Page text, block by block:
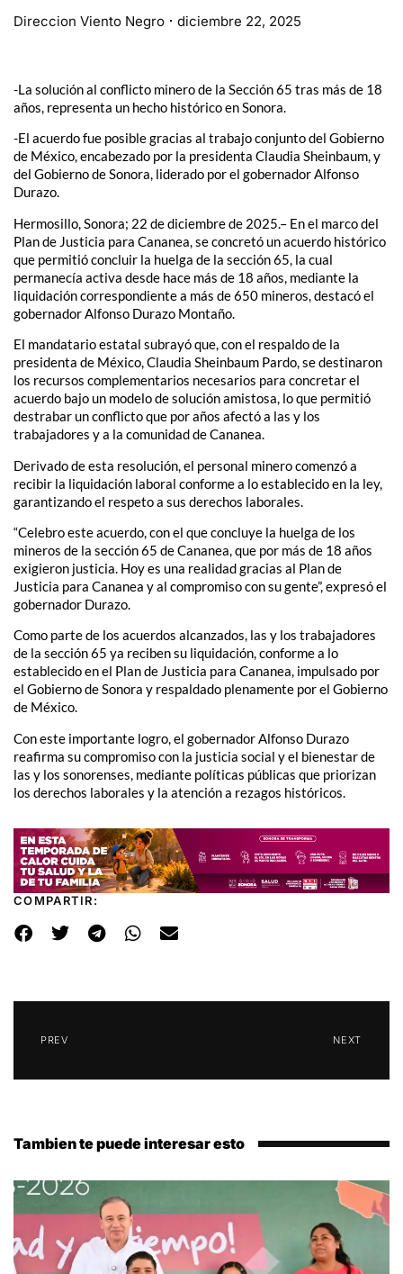
Direccion Viento Negro diciembre 22, 2025
-La solución al conflicto minero de la Sección 65 tras más de 18
años, representa un hecho histórico en Sonora.
-El acuerdo fue posible gracias al trabajo conjunto del Gobierno
de México, encabezado por la presidenta Claudia Sheinbaum, y
del Gobierno de Sonora, liderado por el gobernador Alfonso
Durazo.
Hermosillo, Sonora; 22 de diciembre de 2025.– En el marco del
Plan de Justicia para Cananea, se concretó un acuerdo histórico
que permitió concluir la huelga de la sección 65, la cual
permanecía activa desde hace más de 18 años, mediante la
liquidación correspondiente a más de 650 mineros, destacó el
gobernador Alfonso Durazo Montaño.
El mandatario estatal subrayó que, con el respaldo de la
presidenta de México, Claudia Sheinbaum Pardo, se destinaron
los recursos complementarios necesarios para concretar el
acuerdo bajo un modelo de solución amistosa, lo que permitió
destrabar un conflicto que por años afectó a las y los
trabajadores y a la comunidad de Cananea.
Derivado de esta resolución, el personal minero comenzó a
recibir la liquidación laboral conforme a lo establecido en la ley,
garantizando el respeto a sus derechos laborales.
“Celebro este acuerdo, con el que concluye la huelga de los
mineros de la sección 65 de Cananea, que por más de 18 años
exigieron justicia. Hoy es una realidad gracias al Plan de
Justicia para Cananea y al compromiso con su gente”, expresó el
gobernador Durazo.
Como parte de los acuerdos alcanzados, las y los trabajadores
de la sección 65 ya reciben su liquidación, conforme a lo
establecido en el Plan de Justicia para Cananea, impulsado por
el Gobierno de Sonora y respaldado plenamente por el Gobierno
de México.
Con este importante logro, el gobernador Alfonso Durazo
reafirma su compromiso con la justicia social y el bienestar de
las y los sonorenses, mediante políticas públicas que priorizan
los derechos laborales y la atención a rezagos históricos.
COMPARTIR:
PREV NEXT
Tambien te puede interesar esto